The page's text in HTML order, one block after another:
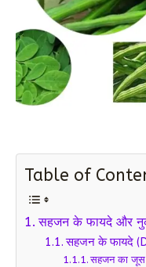
Table of
सहजन के फायदे और
सहजन के फायदे
सहजन का जूस